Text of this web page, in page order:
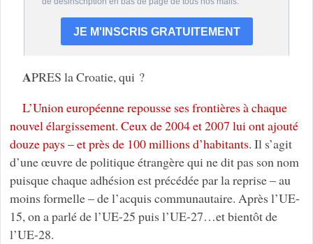
APRES la Croatie, qui ?
L’Union européenne repousse ses frontières à chaque
nouvel élargissement. Ceux de 2004 et 2007 lui ont ajouté
douze pays – et près de 100 millions d’habitants. Il s’agit
d’une œuvre de politique étrangère qui ne dit pas son nom
puisque chaque adhésion est précédée par la reprise – au
moins formelle – de l’acquis communautaire. Après l’UE-
15, on a parlé de l’UE-25 puis l’UE-27…et bientôt de
l’UE-28.